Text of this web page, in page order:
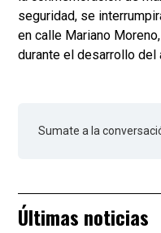
seguridad, se
en calle Mariano
durante el desarrollo del
Sumate a la
Últimas noticias